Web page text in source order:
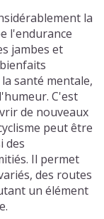
la
l'endurance
jambes et
santé mentale,
C'est
de nouveaux
peut être
des
Il permet
des routes
un élément